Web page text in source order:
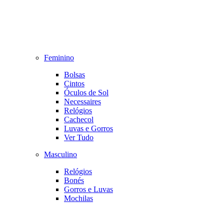
Feminino
Bolsas
Cintos
Óculos de Sol
Necessaires
Relógios
Cachecol
Luvas e Gorros
Ver Tudo
Masculino
Relógios
Bonés
Gorros e Luvas
Mochilas